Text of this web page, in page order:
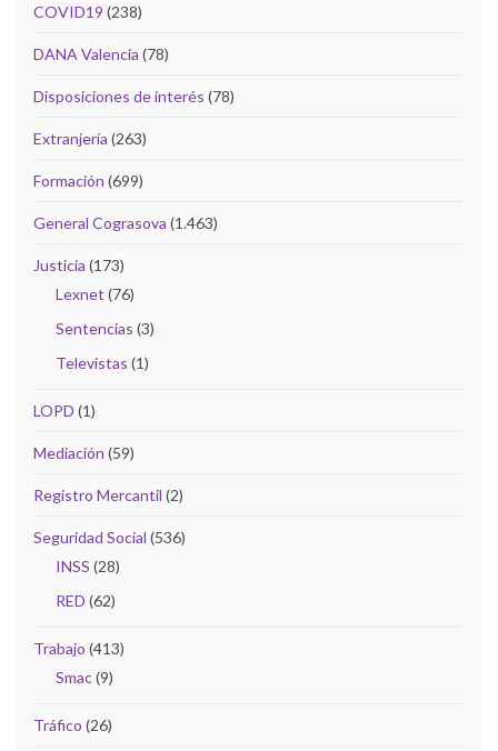
COVID19 (238)
DANA Valencia (78)
Disposiciones de interés (78)
Extranjería (263)
Formación (699)
General Cograsova (1.463)
Justicia (173)
Lexnet (76)
Sentencias (3)
Televistas (1)
LOPD (1)
Mediación (59)
Registro Mercantil (2)
Seguridad Social (536)
INSS (28)
RED (62)
Trabajo (413)
Smac(9)
Tráfico (26)